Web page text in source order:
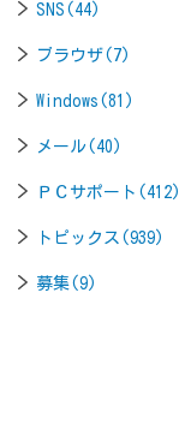
SNS(44)
ブラウザ(7)
Windows(81)
メール(40)
ＰＣサポート(412)
トピックス(939)
募集(9)